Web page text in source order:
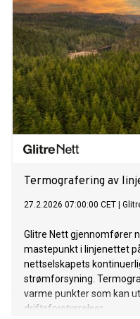
Termografering av
27.2.2026 07:00:00 CET
Glitre Nett gjennomfører
mastepunkt i linjenettet
nettselskapets
strømforsyning.
varme punkter som kan
driftsforstyrrelser.